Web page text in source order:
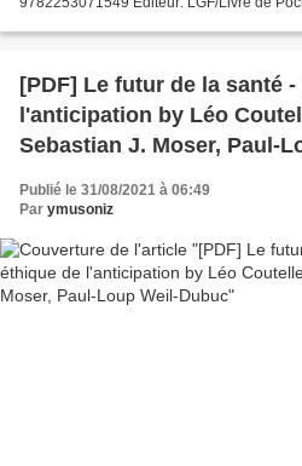
[PDF] Le futur de la santé - Pour une éthique de
l'anticipation by Léo
Sebastian J. Moser, Paul-
Publié le 31/08/2021 à 06:49
Par ymusoniz